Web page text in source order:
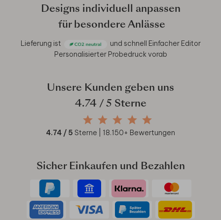
Designs individuell anpassen
für besondere Anlässe
Lieferung ist und schnell Einfacher Editor
Personalisierter Probedruck vorab
Unsere Kunden geben uns
4.74/ 5 Sterne
4.74 / 5 Sterne | 18.150+ Bewertungen
Sicher Einkaufen und Bezahlen